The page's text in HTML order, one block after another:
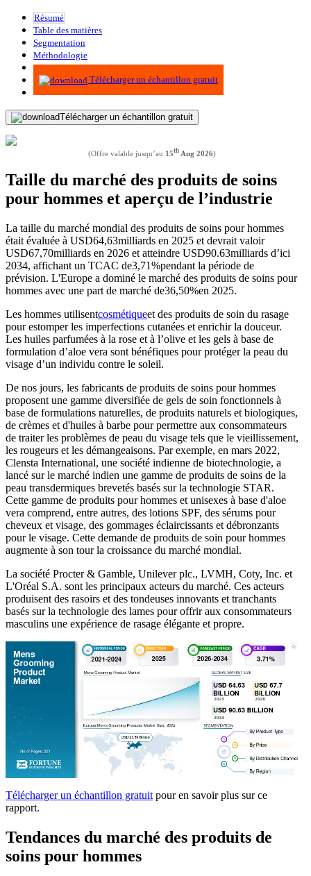
Résumé
Table des matières
Segmentation
Méthodologie
Infographie
Télécharger un échantillon gratuit
Télécharger un échantillon gratuit
(Offre valable jusqu’au 15th Aug 2026)
Taille du marché des produits de soins
pour hommes et aperçu de l’industrie
La taille du marché mondial des produits de soins pour hommes
était évaluée à USD64,63milliards en 2025 et devrait valoir
USD67,70milliards en 2026 et atteindre USD90.63milliards d’ici
2034, affichant un TCAC de3,71%pendant la période de
prévision. L'Europe a dominé le marché des produits de soins pour
hommes avec une part de marché de36,50%en 2025.
Les hommes utilisentcosmétiqueet des produits de soin du rasage
pour estomper les imperfections cutanées et enrichir la douceur.
Les huiles parfumées à la rose et à l’olive et les gels à base de
formulation d’aloe vera sont bénéfiques pour protéger la peau du
visage d’un individu contre le soleil.
De nos jours, les fabricants de produits de soins pour hommes
proposent une gamme diversifiée de gels de soin fonctionnels à
base de formulations naturelles, de produits naturels et biologiques,
de crèmes et d'huiles à barbe pour permettre aux consommateurs
de traiter les problèmes de peau du visage tels que le vieillissement,
les rougeurs et les démangeaisons. Par exemple, en mars 2022,
Clensta International, une société indienne de biotechnologie, a
lancé sur le marché indien une gamme de produits de soins de la
peau transdermiques brevetés basés sur la technologie STAR.
Cette gamme de produits pour hommes et unisexes à base d'aloe
vera comprend, entre autres, des lotions SPF, des sérums pour
cheveux et visage, des gommages éclaircissants et débronzants
pour le visage. Cette demande de produits de soin pour hommes
augmente à son tour la croissance du marché mondial.
La société Procter & Gamble, Unilever plc., LVMH, Coty, Inc. et
L'Oréal S.A. sont les principaux acteurs du marché. Ces acteurs
produisent des rasoirs et des tondeuses innovants et tranchants
basés sur la technologie des lames pour offrir aux consommateurs
masculins une expérience de rasage élégante et propre.
Télécharger un échantillon gratuit pour en savoir plus sur ce
rapport.
Tendances du marché des produits de
soins pour hommes